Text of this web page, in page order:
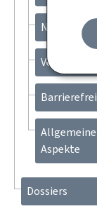
Newsletter
Verwaltung
Aspekte
Dossiers